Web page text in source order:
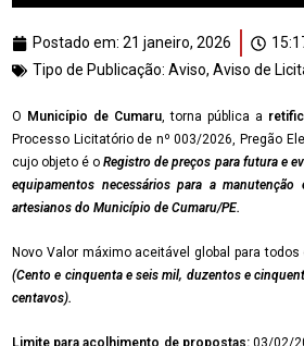
Postado em: 21 janeiro, 2026
Tipo de Publicação: Aviso, Aviso de
O Município de Cumaru, torna pública a
Processo Licitatório de nº 003/2026, Pregão
cujo objeto é oRegistro de preços para futura e
equipamentos necessários para a
artesianos do Município de Cumaru/PE.
Novo Valor máximo aceitável global para
(Cento e cinquenta e seis mil, duzentos e
centavos).
Limite para acolhimento de propostas: 03/02/